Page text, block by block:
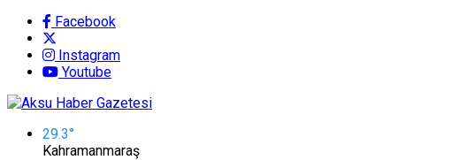
Facebook
Instagram
Youtube
29.3°
Kahramanmaraş